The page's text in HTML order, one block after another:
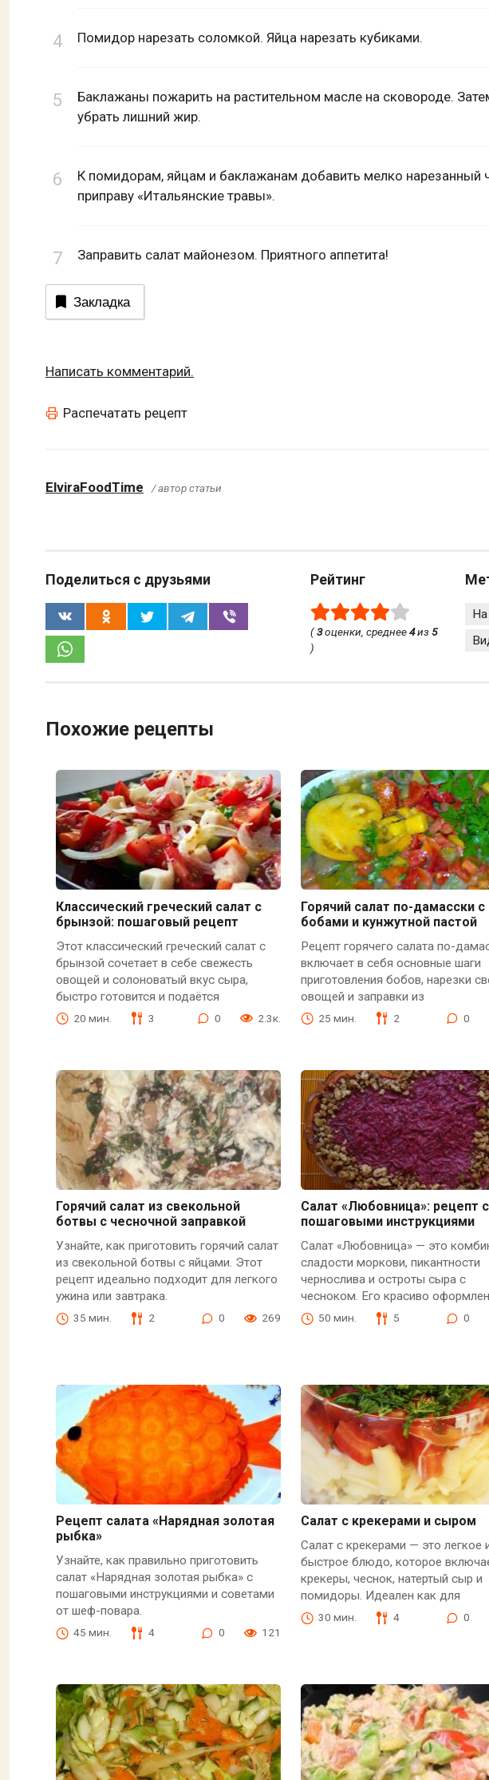
Помидор нарезать соломкой. Яйца нарезать кубиками.
Баклажаны пожарить на растительном масле на сковороде.
убрать лишний жир.
К помидорам, яйцам и баклажанам добавить мелко нарезанный
приправу «Итальянские травы».
Заправить салат майонезом. Приятного аппетита!
Закладка
Написать комментарий.
Распечатать рецепт
ElviraFoodTime / автор статьи
Поделиться с друзьями Рейтинг
(3оценки, среднее4из5
)
Похожие рецепты
Классический греческий салат с
брынзой: пошаговый рецепт
Этот классический греческий салат с
брынзой сочетает в себе свежесть
овощей и солоноватый вкус сыра,
быстро готовится и подаётся
20 мин. 3 0 2.3к.
Горячий салат по-дамасски с
бобами и кунжутной пастой
Рецепт горячего салата по-
включает в себя основные шаги
приготовления бобов, нарезки
овощей и заправки из
25 мин. 2 0
Горячий салат из свекольной
ботвы с чесночной заправкой
Узнайте, как приготовить горячий салат
из свекольной ботвы с яйцами. Этот
рецепт идеально подходит для легкого
ужина или завтрака.
35 мин. 2 0 269
Салат «Любовница»: рецепт с
пошаговыми инструкциями
Салат «Любовница» — это
сладости моркови, пикантности
чернослива и остроты сыра с
чесноком. Его красиво
50 мин. 5 0
Рецепт салата «Нарядная золотая
рыбка»
Узнайте, как правильно приготовить
салат «Нарядная золотая рыбка» с
пошаговыми инструкциями и советами
от шеф-повара.
45 мин. 4 0 121
Салат с крекерами и сыром
Салат с крекерами — это легкое
быстрое блюдо, которое
крекеры, чеснок, натертый сыр и
помидоры. Идеален как для
30 мин. 4 0